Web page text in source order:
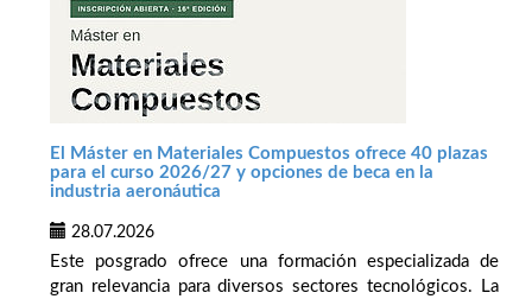
El Máster en Materiales Compuestos ofrece 40 plazas
para el curso 2026/27 y opciones de beca en la
industria aeronáutica
28.07.2026
Este posgrado ofrece una formación especializada de
gran relevancia para diversos sectores tecnológicos. La